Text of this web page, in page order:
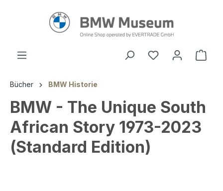
Bücher BMW Historie
BMW - The Unique South
African Story 1973-2023
(Standard Edition)